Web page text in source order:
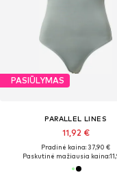
PASIŪLYMAS
PARALLEL LINES
11,92 €
Pradinė kaina: 37,90 €
Paskutinė mažiausia kaina: